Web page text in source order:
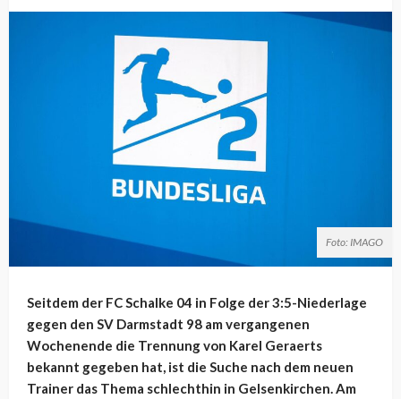
Foto: IMAGO
Seitdem der FC Schalke 04 in Folge der 3:5-Niederlage
gegen den SV Darmstadt 98 am vergangenen
Wochenende die Trennung von Karel Geraerts
bekannt gegeben hat, ist die Suche nach dem neuen
Trainer das Thema schlechthin in Gelsenkirchen. Am